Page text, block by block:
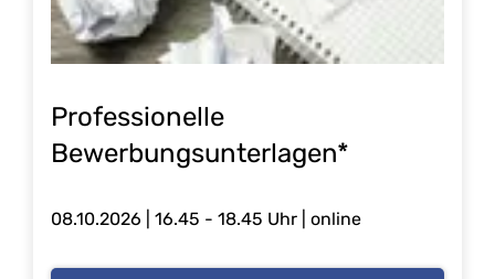
Professionelle
Bewerbungsunterlagen*
08.10.2026 | 16.45 - 18.45 Uhr | online